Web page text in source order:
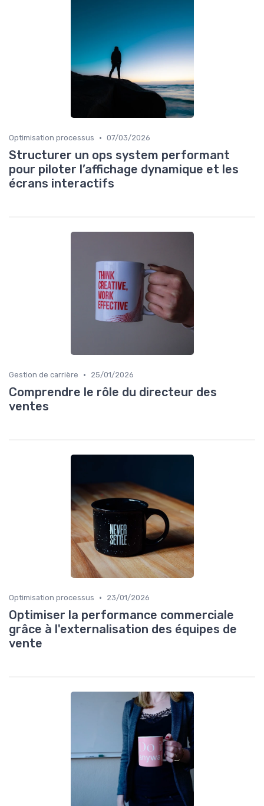
Optimisation processus • 07/03/2026
Structurer un ops system performant
pour piloter l’affichage dynamique et les
écrans interactifs
Gestion de carrière • 25/01/2026
Comprendre le rôle du directeur des
ventes
Optimisation processus • 23/01/2026
Optimiser la performance commerciale
grâce à l'externalisation des équipes de
vente